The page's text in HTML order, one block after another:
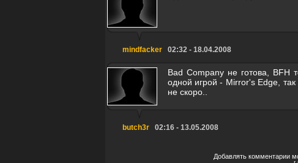
mindfacker02:32 - 18.04.2008
Bad Company не готова, BFH
одной игрой - Mirror's Edge,
не скоро..
butch3r02:16 - 13.05.2008
Добавлять комментарии